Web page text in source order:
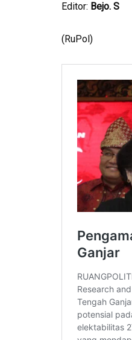
Editor: Bejo. S
(RuPol)